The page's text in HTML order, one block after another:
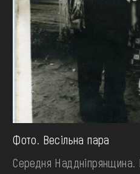
Фото. Весільна пара
Середня